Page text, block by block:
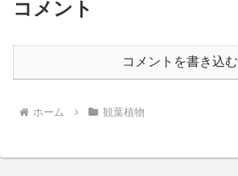
コメント
コメントを書き込む
ホーム 観葉植物